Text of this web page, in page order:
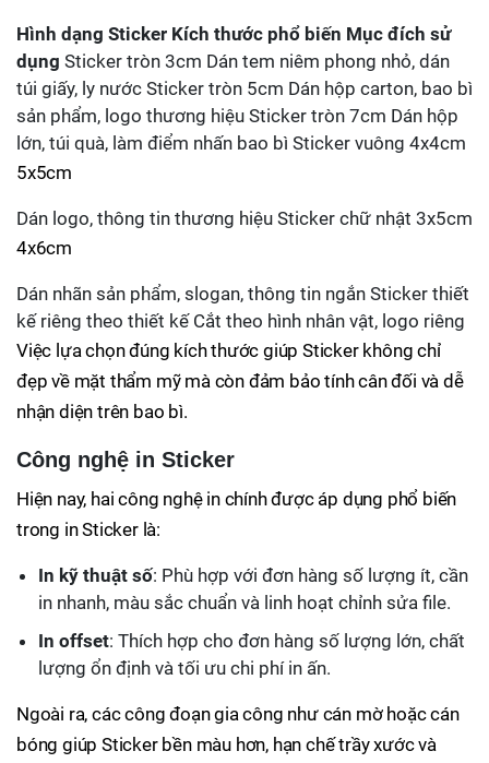
Hình dạng Sticker Kích thước phổ biến Mục đích sử
dụng Sticker tròn 3cm Dán tem niêm phong nhỏ, dán
túi giấy, ly nước Sticker tròn 5cm Dán hộp carton, bao bì
sản phẩm, logo thương hiệu Sticker tròn 7cm Dán hộp
lớn, túi quà, làm điểm nhấn bao bì Sticker vuông 4x4cm
5x5cm
Dán logo, thông tin thương hiệu Sticker chữ nhật 3x5cm
4x6cm
Dán nhãn sản phẩm, slogan, thông tin ngắn Sticker thiết
kế riêng theo thiết kế Cắt theo hình nhân vật, logo riêng
Việc lựa chọn đúng kích thước giúp Sticker không chỉ
đẹp về mặt thẩm mỹ mà còn đảm bảo tính cân đối và dễ
nhận diện trên bao bì.
Công nghệ in Sticker
Hiện nay, hai công nghệ in chính được áp dụng phổ biến
trong in Sticker là:
In kỹ thuật số: Phù hợp với đơn hàng số lượng ít, cần
in nhanh, màu sắc chuẩn và linh hoạt chỉnh sửa file.
In offset: Thích hợp cho đơn hàng số lượng lớn, chất
lượng ổn định và tối ưu chi phí in ấn.
Ngoài ra, các công đoạn gia công như cán mờ hoặc cán
bóng giúp Sticker bền màu hơn, hạn chế trầy xước và